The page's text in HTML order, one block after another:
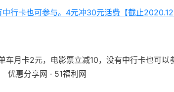
行卡也可参与。4元冲30元话费【截止